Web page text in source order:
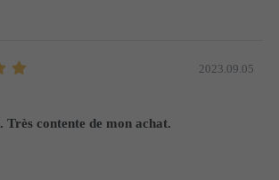
2023.09.05
Très contente de mon achat.